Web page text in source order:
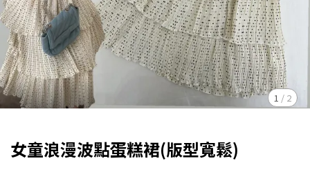
1 / 2
女童浪漫波點蛋糕裙(版型寬鬆)